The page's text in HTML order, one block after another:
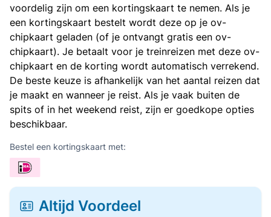
voordelig zijn om een kortingskaart te nemen. Als je
een kortingskaart bestelt wordt deze op je ov-
chipkaart geladen (of je ontvangt gratis een ov-
chipkaart). Je betaalt voor je treinreizen met deze ov-
chipkaart en de korting wordt automatisch verrekend.
De beste keuze is afhankelijk van het aantal reizen dat
je maakt en wanneer je reist. Als je vaak buiten de
spits of in het weekend reist, zijn er goedkope opties
beschikbaar.
Bestel een kortingskaart met:
Altijd Voordeel